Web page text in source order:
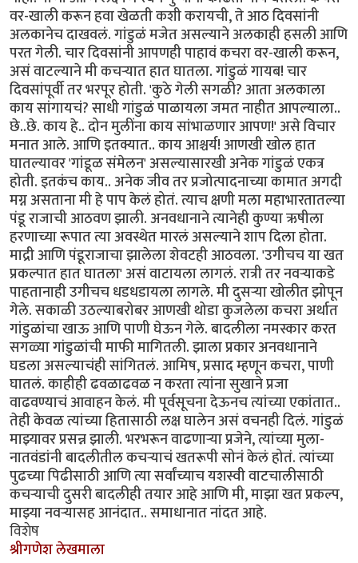
वर-खाली करून हवा खेळती कशी करायची, ते आठ दिवसांनी
अलकानेच दाखवलं. गांडुळं मजेत असल्याने अलकाही हसली आणि
परत गेली. चार दिवसांनी आपणही पाहावं कचरा वर-खाली करून,
असं वाटल्याने मी कचऱ्यात हात घातला. गांडुळं गायब! चार
दिवसांपूर्वी तर भरपूर होती. 'कुठे गेली सगळी? आता अलकाला
काय सांगायचं? साधी गांडुळं पाळायला जमत नाहीत आपल्याला..
छे..छे. काय हे.. दोन मुलींना काय सांभाळणार आपण!' असे विचार
मनात आले. आणि इतक्यात.. काय आश्चर्य! आणखी खोल हात
घातल्यावर 'गांडूळ संमेलन' असल्यासारखी अनेक गांडुळं एकत्र
होती. इतकंच काय.. अनेक जीव तर प्रजोत्पादनाच्या कामात अगदी
मग्न असताना मी हे पाप केलं होतं. त्याच क्षणी मला महाभारतातल्या
पंडू राजाची आठवण झाली. अनवधानाने त्यानेही कुण्या ऋषीला
हरणाच्या रूपात त्या अवस्थेत मारलं असल्याने शाप दिला होता.
माद्री आणि पंडूराजाचा झालेला शेवटही आठवला. 'उगीचच या खत
प्रकल्पात हात घातला' असं वाटायला लागलं. रात्री तर नवऱ्याकडे
पाहतानाही उगीचच धडधडायला लागले. मी दुसऱ्या खोलीत झोपून
गेले. सकाळी उठल्याबरोबर आणखी थोडा कुजलेला कचरा अर्थात
गांडुळांचा खाऊ आणि पाणी घेऊन गेले. बादलीला नमस्कार करत
सगळ्या गांडुळांची माफी मागितली. झाला प्रकार अनवधानाने
घडला असल्याचंही सांगितलं. आमिष, प्रसाद म्हणून कचरा, पाणी
घातलं. काहीही ढवळाढवळ न करता त्यांना सुखाने प्रजा
वाढवण्याचं आवाहन केलं. मी पूर्वसूचना देऊनच त्यांच्या एकांतात..
तेही केवळ त्यांच्या हितासाठी लक्ष घालेन असं वचनही दिलं. गांडुळं
माझ्यावर प्रसन्न झाली. भरभरून वाढणाऱ्या प्रजेने, त्यांच्या मुला-
नातवंडांनी बादलीतील कचऱ्याचं खतरूपी सोनं केलं होतं. त्यांच्या
पुढच्या पिढीसाठी आणि त्या सर्वांच्याच यशस्वी वाटचालीसाठी
कचऱ्याची दुसरी बादलीही तयार आहे आणि मी, माझा खत प्रकल्प,
माझ्या नवऱ्यासह आनंदात.. समाधानात नांदत आहे.
विशेष
श्रीगणेश लेखमाला